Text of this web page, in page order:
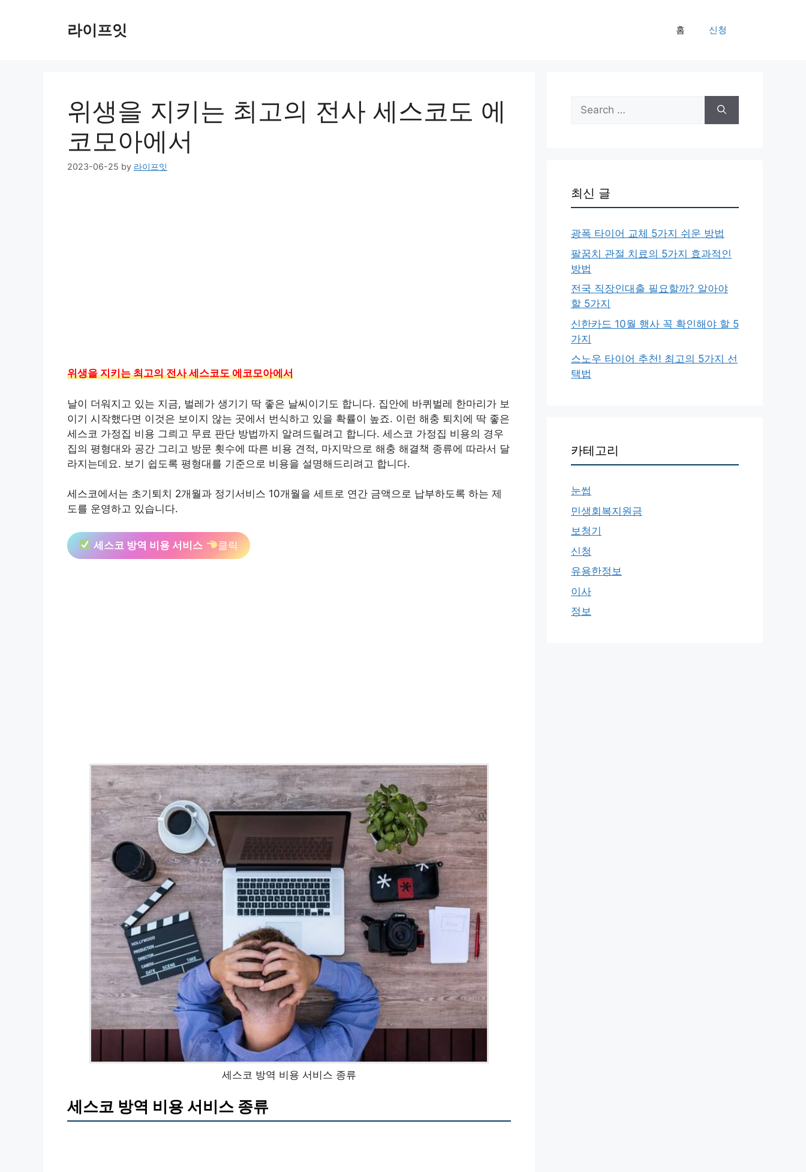
라이프잇 홈 신청
위생을 지키는 최고의 전사 세스코도 에
코모아에서
2023-06-25 by 라이프잇
위생을 지키는 최고의 전사 세스코도 에코모아에서
날이 더워지고 있는 지금, 벌레가 생기기 딱 좋은 날씨이기도 합니다. 집안에 바퀴벌레 한마리가 보
이기 시작했다면 이것은 보이지 않는 곳에서 번식하고 있을 확률이 높죠. 이런 해충 퇴치에 딱 좋은
세스코 가정집 비용 그릐고 무료 판단 방법까지 알려드릴려고 합니다. 세스코 가정집 비용의 경우
집의 평형대와 공간 그리고 방문 횟수에 따른 비용 견적, 마지막으로 해충 해결책 종류에 따라서 달
라지는데요. 보기 쉽도록 평형대를 기준으로 비용을 설명해드리려고 합니다.
세스코에서는 초기퇴치 2개월과 정기서비스 10개월을 세트로 연간 금액으로 납부하도록 하는 제
도를 운영하고 있습니다.
세스코 방역 비용 서비스 클릭
세스코 방역 비용 서비스 종류
세스코 방역 비용 서비스 종류
Search
for:
최신 글
광폭 타이어 교체 5가지 쉬운 방법
팔꿈치 관절 치료의 5가지 효과적인
방법
전국 직장인대출 필요할까? 알아야
할 5가지
신한카드 10월 행사 꼭 확인해야 할 5
가지
스노우 타이어 추천! 최고의 5가지 선
택법
카테고리
눈썹
민생회복지원금
보청기
신청
유용한정보
이사
정보